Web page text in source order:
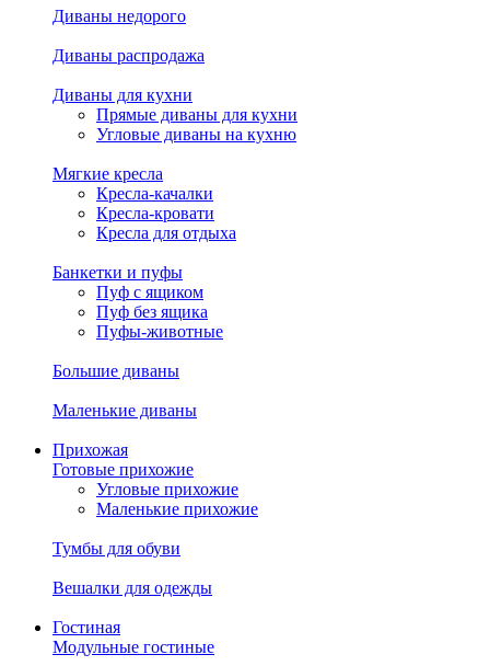
Диваны недорого
Диваны распродажа
Диваны для кухни
Прямые диваны для кухни
Угловые диваны на кухню
Мягкие кресла
Кресла-качалки
Кресла-кровати
Кресла для отдыха
Банкетки и пуфы
Пуф с ящиком
Пуф без ящика
Пуфы-животные
Большие диваны
Маленькие диваны
Прихожая
Готовые прихожие
Угловые прихожие
Маленькие прихожие
Тумбы для обуви
Вешалки для одежды
Гостиная
Модульные гостиные